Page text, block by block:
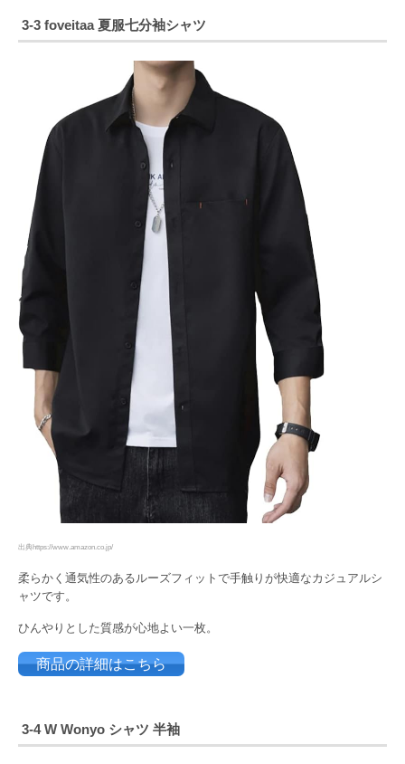
3-3 foveitaa 夏服七分袖シャツ
出典https://www.amazon.co.jp/
柔らかく通気性のあるルーズフィットで手触りが快適なカジュアルシ
ャツです。
ひんやりとした質感が心地よい一枚。
商品の詳細はこちら
3-4 W Wonyo シャツ 半袖